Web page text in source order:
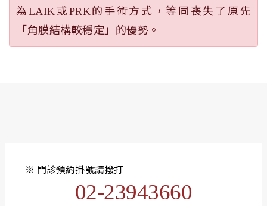
為LAIK或PRK的手術方式，等同喪失了原先
「角膜結構較穩定」的優勢。
※ 門診預約掛號請撥打
02-23943660